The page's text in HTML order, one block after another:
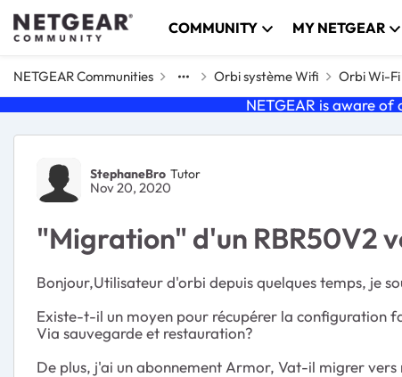
Skip to content COMMUNITY MY NETGEAR
NETGEAR Communities Orbi système Wifi Orbi Wi-Fi
NETGEAR is aware
Forum Discussion
StephaneBro Tutor
Nov 20, 2020
"Migration" d'un RBR50V2
Bonjour,Utilisateur d'orbi depuis quelques temps, je
Existe-t-il un moyen pour récupérer la configuration
Via sauvegarde et restauration?
De plus, j'ai un abonnement Armor, Vat-il migrer vers